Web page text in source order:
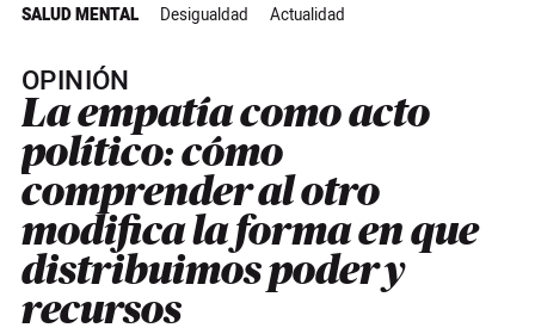
SALUD MENTAL Desigualdad Actualidad
OPINIÓN
La empatía como acto
político: cómo
comprender al otro
modifica la forma en que
distribuimos poder y
recursos